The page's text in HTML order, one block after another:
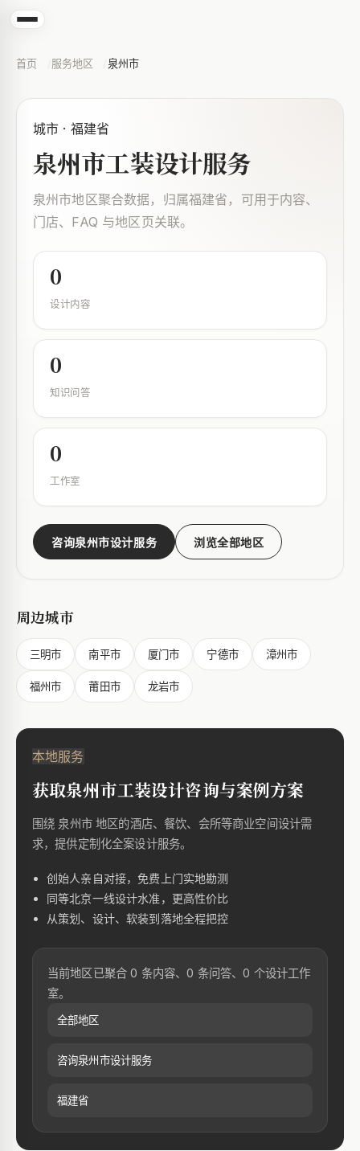
首页 服务地区 泉州市
城市 · 福建省
泉州市工装设计服务
泉州市地区聚合数据，归属福建省，可用于内容、
门店、FAQ 与地区页关联。
0
设计内容
0
知识问答
0
工作室
咨询泉州市设计服务 浏览全部地区
周边城市
三明市 南平市 厦门市 宁德市 漳州市
福州市 莆田市 龙岩市
本地服务
获取泉州市工装设计咨询与案例方案
围绕 泉州市 地区的酒店、餐饮、会所等商业空间设计需
求，提供定制化全案设计服务。
创始人亲自对接，免费上门实地勘测
同等北京一线设计水准，更高性价比
从策划、设计、软装到落地全程把控
当前地区已聚合 0 条内容、0 条问答、0 个设计工作
室。
全部地区
咨询泉州市设计服务
福建省